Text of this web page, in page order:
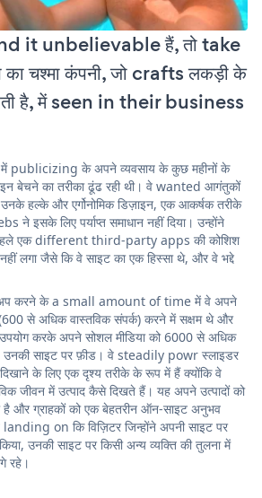
it unbelievable हैं, तो take
चश्मा कंपनी, जो crafts लकड़ी के
है, में seen in their business
में publicizing के अपने व्यवसाय के कुछ महीनों के
बेचने का तरीका ढूंढ रही थी। वे wanted आगंतुकों
हल्के और एर्गोनोमिक डिज़ाइन, एक आकर्षक तरीके
ने इसके लिए पर्याप्त समाधान नहीं दिया। उन्होंने
एक different third-party apps की कोशिश
लगा जैसे कि वे साइट का एक हिस्सा थे, और वे भद्दे
अप करने के a small amount of time में वे अपने
से अधिक वास्तविक संपर्क) करने में सक्षम थे और
करके अपने सोशल मीडिया को 6000 से अधिक
उनकी साइट पर फ़ीड। वे steadily powr स्लाइडर
के लिए एक दृश्य तरीके के रूप में हैं क्योंकि वे
जीवन में उत्पाद कैसे दिखते हैं। यह अपने उत्पादों को
है और ग्राहकों को एक बेहतरीन ऑन-साइट अनुभव
landing on कि विज़िटर जिन्होंने अपनी साइट पर
उनकी साइट पर किसी अन्य व्यक्ति की तुलना में
रहे।